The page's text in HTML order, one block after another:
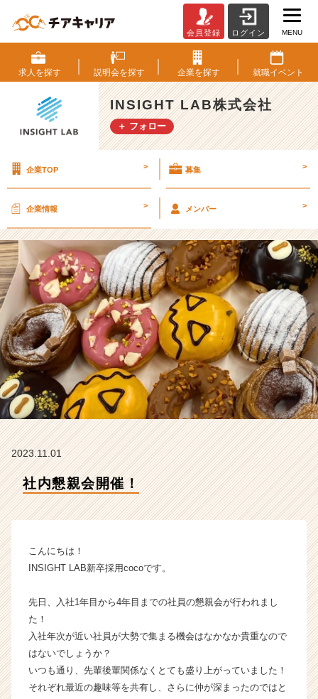
内
懇
親
会
開
催！
I
T
L
B
株
式
会
社
の
タ
イ
ム
ラ
ン
企
か
ス
ウ
が
会員登録 ログイン MENU
求人を探す 説明会を探す 企業を探す 就職イベント
INSIGHT LAB株式会社
＋ フォロー
企業TOP > 募集 >
企業情報 > メンバー >
2023.11.01
社内懇親会開催！
こんにちは！
INSIGHT LAB新卒採用cocoです。
先日、入社1年目から4年目までの社員の懇親会が行われまし
た！
入社年次が近い社員が大勢で集まる機会はなかなか貴重なので
はないでしょうか？
いつも通り、先輩後輩関係なくとても盛り上がっていました！
それぞれ最近の趣味等を共有し、さらに仲が深まったのではと